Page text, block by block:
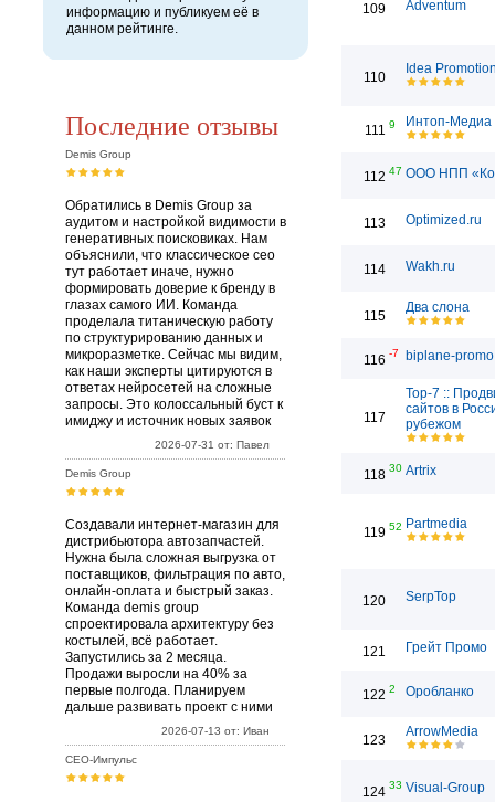
информацию и публикуем её в
данном рейтинге.
Последние отзывы
Demis Group
Обратились в Demis Group за
аудитом и настройкой видимости в
генеративных поисковиках. Нам
объяснили, что классическое сео
тут работает иначе, нужно
формировать доверие к бренду в
глазах самого ИИ. Команда
проделала титаническую работу
по структурированию данных и
микроразметке. Сейчас мы видим,
как наши эксперты цитируются в
ответах нейросетей на сложные
запросы. Это колоссальный буст к
имиджу и источник новых заявок
2026-07-31 от: Павел
Demis Group
Создавали интернет-магазин для
дистрибьютора автозапчастей.
Нужна была сложная выгрузка от
поставщиков, фильтрация по авто,
онлайн-оплата и быстрый заказ.
Команда demis group
спроектировала архитектуру без
костылей, всё работает.
Запустились за 2 месяца.
Продажи выросли на 40% за
первые полгода. Планируем
дальше развивать проект с ними
2026-07-13 от: Иван
СЕО-Импульс
109 Adventum
110
Idea
111 9 Интоп-Медиа
112 47 ООО НПП
113 Optimized.ru
114 Wakh.ru
115
Два слона
116 -7 biplane-
117
Top-7 ::
сайтов в
рубежом
118 30 Artrix
119 52 Partmedia
120 SerpTop
121 Грейт Промо
122 2 Оробланко
123
ArrowMedia
124 33 Visual-Group